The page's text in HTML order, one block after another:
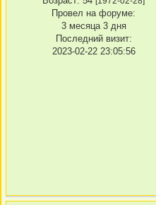
Провел на форуме:
3 месяца 3 дня
Последний визит:
2023-02-22 23:05:56